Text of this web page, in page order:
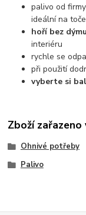
palivo od
ideální na
hoří bez
interiéru
rychle se
při použití
vyberte si
Zboží
Ohnivé potřeby
Palivo